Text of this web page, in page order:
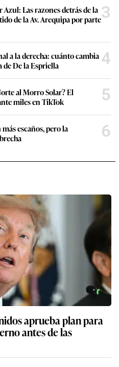
Las razones detrás de la
de la Av. Arequipa por parte3
a la derecha: cuánto cambia
De la Espriella
4
al Morro Solar? El
miles en TikTok
5
escaños, pero la
6
aprueba plan para
antes de las